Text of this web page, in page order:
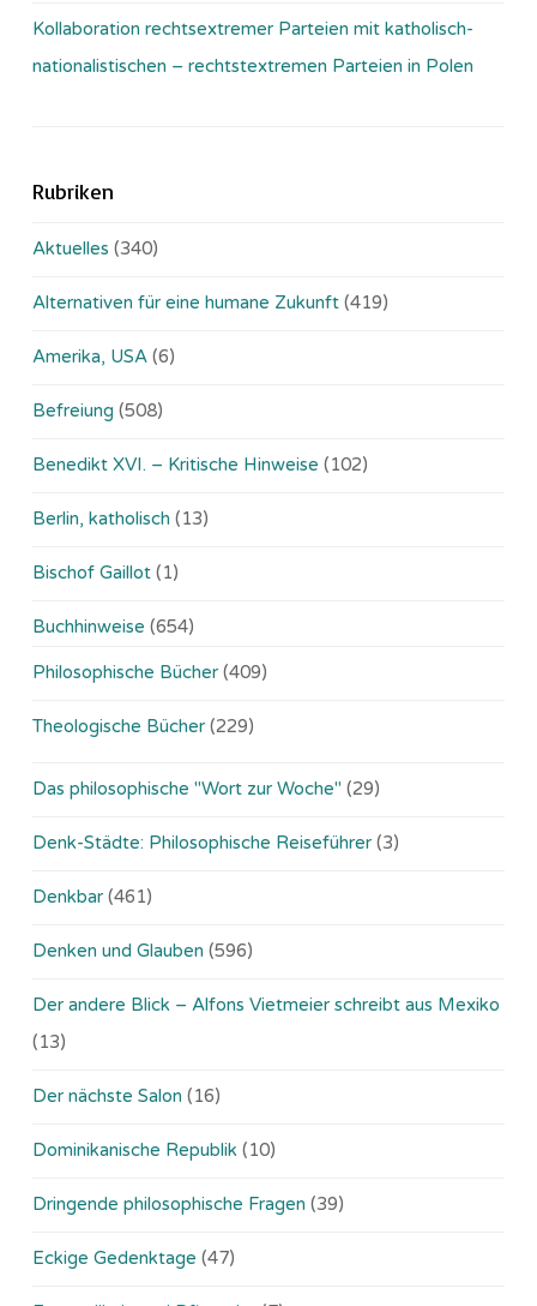
Kollaboration rechtsextremer Parteien mit katholisch-
nationalistischen – rechtstextremen Parteien in Polen
Rubriken
Aktuelles (340)
Alternativen für eine humane Zukunft (419)
Amerika, USA (6)
Befreiung (508)
Benedikt XVI. – Kritische Hinweise (102)
Berlin, katholisch (13)
Bischof Gaillot (1)
Buchhinweise (654)
Philosophische Bücher (409)
Theologische Bücher (229)
Das philosophische "Wort zur Woche" (29)
Denk-Städte: Philosophische Reiseführer (3)
Denkbar (461)
Denken und Glauben (596)
Der andere Blick – Alfons Vietmeier schreibt aus Mexiko
(13)
Der nächste Salon (16)
Dominikanische Republik (10)
Dringende philosophische Fragen (39)
Eckige Gedenktage (47)